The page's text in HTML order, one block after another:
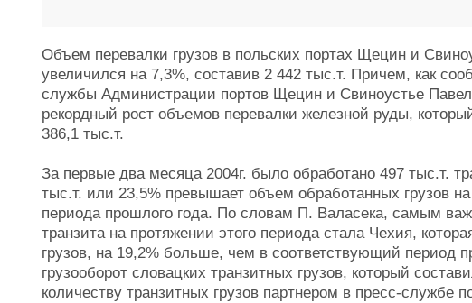
Крюинг
Журнал
Реклама
Услуги
Объем перевалки грузов в польских портах Щецин и
увеличился на 7,3%, составив 2 442 тыс.т. Причем, как
службы Администрации портов Щецин и Свиноустье
рекордный рост объемов перевалки железной руды,
386,1 тыс.т.
За первые два месяца 2004г. было обработано 497 тыс.т.
тыс.т. или 23,5% превышает объем обработанных грузов
периода прошлого года. По словам П. Валасека, самым
транзита на протяжении этого периода стала Чехия,
грузов, на 19,2% больше, чем в соответствующий период
грузооборот словацких транзитных грузов, который
количеству транзитных грузов партнером в пресс-службе